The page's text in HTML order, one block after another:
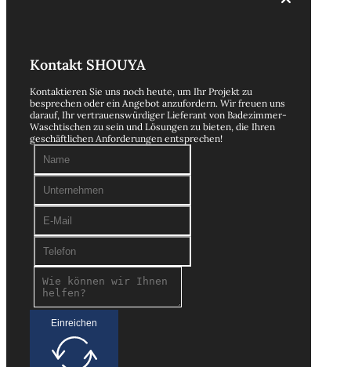
Kontakt SHOUYA
Kontaktieren Sie uns noch heute, um Ihr Projekt zu
besprechen oder ein Angebot anzufordern. Wir freuen uns
darauf, Ihr vertrauenswürdiger Lieferant von Badezimmer-
Waschtischen zu sein und Lösungen zu bieten, die Ihren
geschäftlichen Anforderungen entsprechen!
Einreichen